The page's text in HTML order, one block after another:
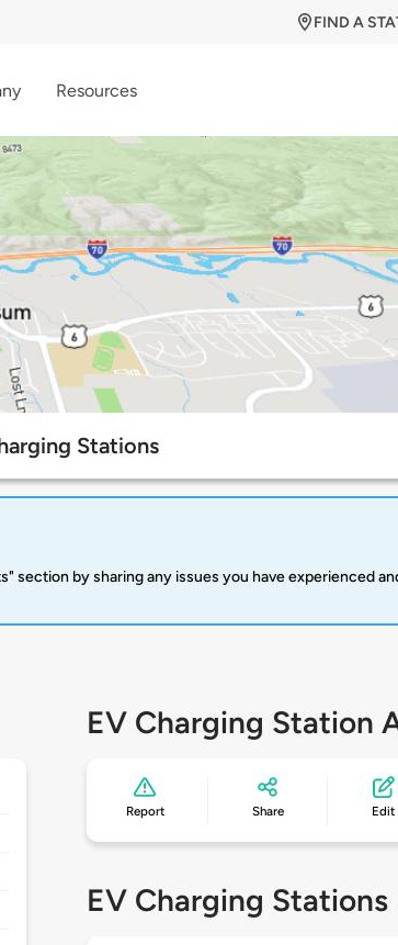
FIND A
Resources
Stations
section by sharing any issues you have experienced
EV Charging Station
Report Share Edit
EV Charging Stations